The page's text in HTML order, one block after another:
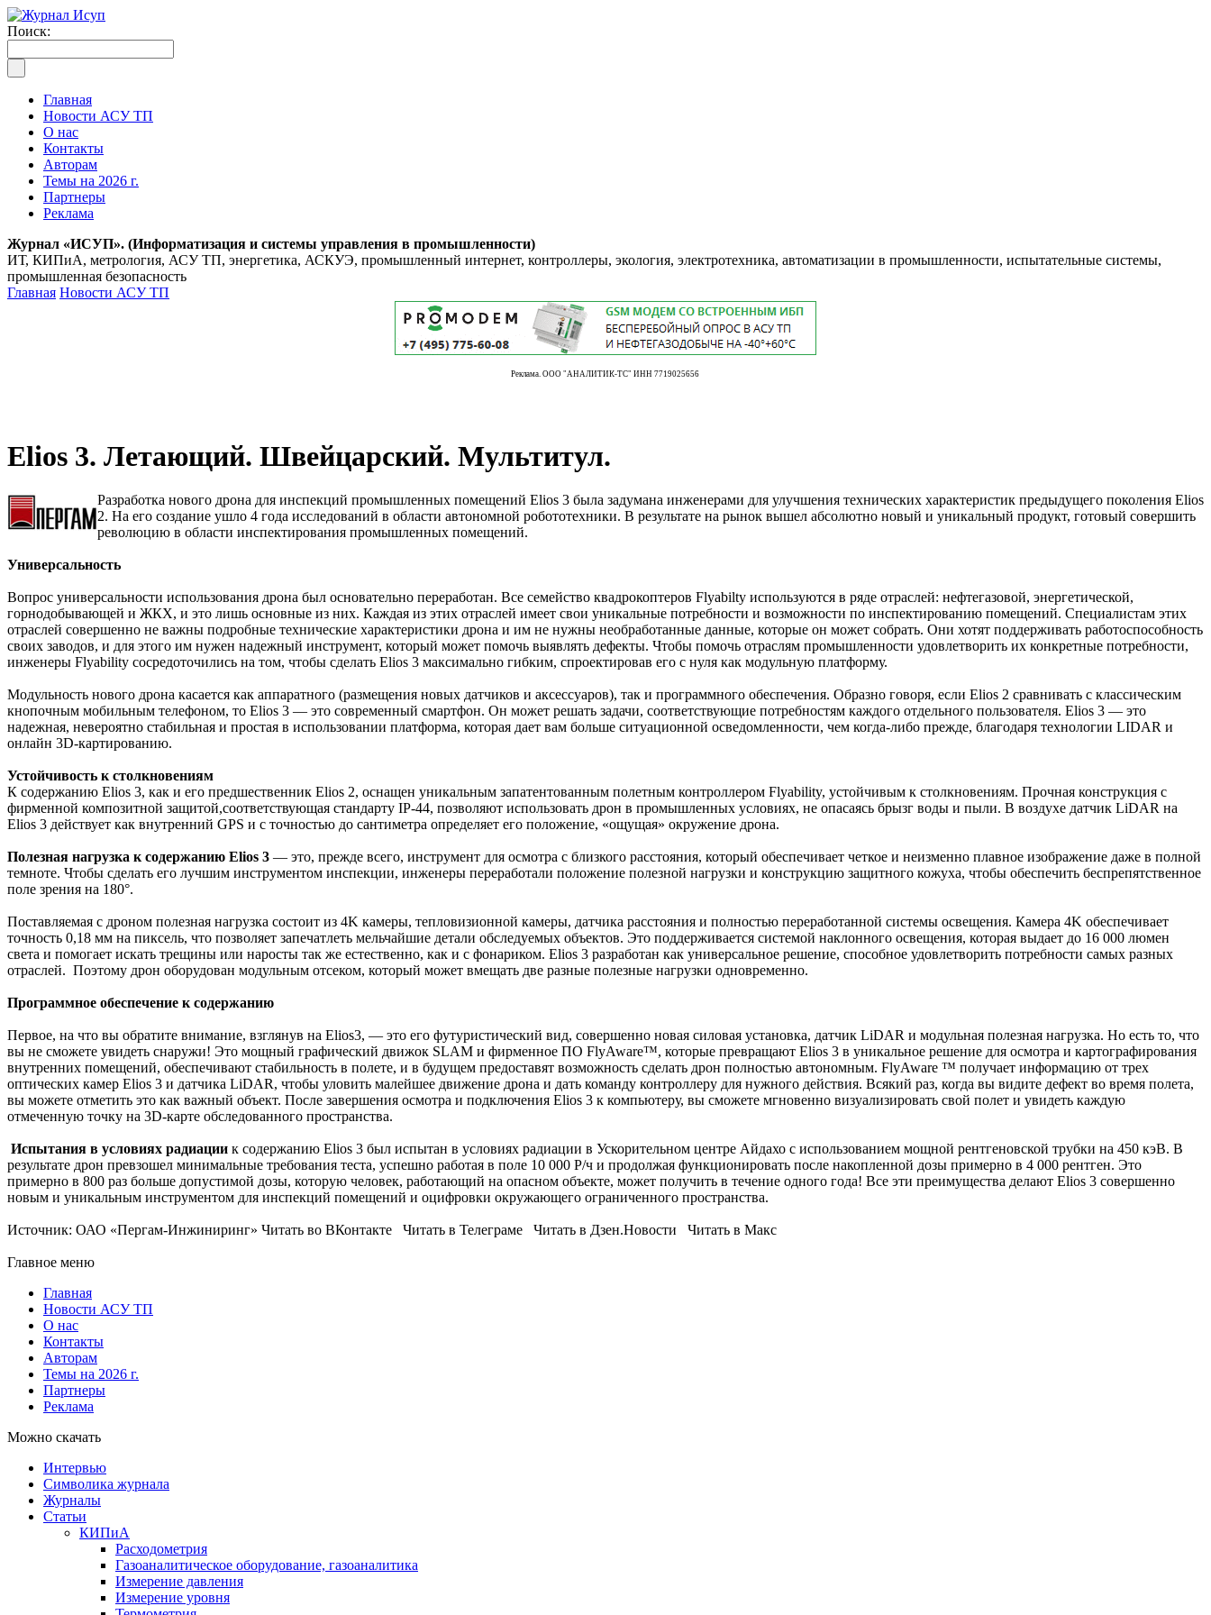
Поиск:
Главная
Новости АСУ ТП
О нас
Контакты
Авторам
Темы на 2026 г.
Партнеры
Реклама
Журнал «ИСУП». (Информатизация и системы управления в промышленности)
ИТ, КИПиА, метрология, АСУ ТП, энергетика, АСКУЭ, промышленный интернет, контроллеры, экология, электротехника, автоматизации в промышленности, испытательные системы,
промышленная безопасность
Главная Новости АСУ ТП
Реклама. ООО "АНАЛИТИК-ТС" ИНН 7719025656
Elios 3. Летающий. Швейцарский. Мультитул.
Разработка нового дрона для инспекций промышленных помещений Elios 3 была задумана инженерами для улучшения технических характеристик предыдущего поколения Elios
2. На его создание ушло 4 года исследований в области автономной робототехники. В результате на рынок вышел абсолютно новый и уникальный продукт, готовый совершить
революцию в области инспектирования промышленных помещений.
Универсальность
Вопрос универсальности использования дрона был основательно переработан. Все семейство квадрокоптеров Flyabilty используются в ряде отраслей: нефтегазовой, энергетической,
горнодобывающей и ЖКХ, и это лишь основные из них. Каждая из этих отраслей имеет свои уникальные потребности и возможности по инспектированию помещений. Специалистам этих
отраслей совершенно не важны подробные технические характеристики дрона и им не нужны необработанные данные, которые он может собрать. Они хотят поддерживать работоспособность
своих заводов, и для этого им нужен надежный инструмент, который может помочь выявлять дефекты. Чтобы помочь отраслям промышленности удовлетворить их конкретные потребности,
инженеры Flyability сосредоточились на том, чтобы сделать Elios 3 максимально гибким, спроектировав его с нуля как модульную платформу.
Модульность нового дрона касается как аппаратного (размещения новых датчиков и аксессуаров), так и программного обеспечения. Образно говоря, если Elios 2 сравнивать с классическим
кнопочным мобильным телефоном, то Elios 3 — это современный смартфон. Он может решать задачи, соответствующие потребностям каждого отдельного пользователя. Elios 3 — это
надежная, невероятно стабильная и простая в использовании платформа, которая дает вам больше ситуационной осведомленности, чем когда-либо прежде, благодаря технологии LIDAR и
онлайн 3D-картированию.
Устойчивость к столкновениям
К содержанию Elios 3, как и его предшественник Elios 2, оснащен уникальным запатентованным полетным контроллером Flyability, устойчивым к столкновениям. Прочная конструкция с
фирменной композитной защитой,соответствующая стандарту IP-44, позволяют использовать дрон в промышленных условиях, не опасаясь брызг воды и пыли. В воздухе датчик LiDAR на
Elios 3 действует как внутренний GPS и с точностью до сантиметра определяет его положение, «ощущая» окружение дрона.
Полезная нагрузка к содержанию Elios 3 — это, прежде всего, инструмент для осмотра с близкого расстояния, который обеспечивает четкое и неизменно плавное изображение даже в полной
темноте. Чтобы сделать его лучшим инструментом инспекции, инженеры переработали положение полезной нагрузки и конструкцию защитного кожуха, чтобы обеспечить беспрепятственное
поле зрения на 180°.
Поставляемая с дроном полезная нагрузка состоит из 4K камеры, тепловизионной камеры, датчика расстояния и полностью переработанной системы освещения. Камера 4K обеспечивает
точность 0,18 мм на пиксель, что позволяет запечатлеть мельчайшие детали обследуемых объектов. Это поддерживается системой наклонного освещения, которая выдает до 16 000 люмен
света и помогает искать трещины или наросты так же естественно, как и с фонариком. Elios 3 разработан как универсальное решение, способное удовлетворить потребности самых разных
отраслей. Поэтому дрон оборудован модульным отсеком, который может вмещать две разные полезные нагрузки одновременно.
Программное обеспечение к содержанию
Первое, на что вы обратите внимание, взглянув на Elios3, — это его футуристический вид, совершенно новая силовая установка, датчик LiDAR и модульная полезная нагрузка. Но есть то, что
вы не сможете увидеть снаружи! Это мощный графический движок SLAM и фирменное ПО FlyAware™, которые превращают Elios 3 в уникальное решение для осмотра и картографирования
внутренних помещений, обеспечивают стабильность в полете, и в будущем предоставят возможность сделать дрон полностью автономным. FlyAware ™ получает информацию от трех
оптических камер Elios 3 и датчика LiDAR, чтобы уловить малейшее движение дрона и дать команду контроллеру для нужного действия. Всякий раз, когда вы видите дефект во время полета,
вы можете отметить это как важный объект. После завершения осмотра и подключения Elios 3 к компьютеру, вы сможете мгновенно визуализировать свой полет и увидеть каждую
отмеченную точку на 3D-карте обследованного пространства.
Испытания в условиях радиации к содержанию Elios 3 был испытан в условиях радиации в Ускорительном центре Айдахо с использованием мощной рентгеновской трубки на 450 кэВ. В
результате дрон превзошел минимальные требования теста, успешно работая в поле 10 000 Р/ч и продолжая функционировать после накопленной дозы примерно в 4 000 рентген. Это
примерно в 800 раз больше допустимой дозы, которую человек, работающий на опасном объекте, может получить в течение одного года! Все эти преимущества делают Elios 3 совершенно
новым и уникальным инструментом для инспекций помещений и оцифровки окружающего ограниченного пространства.
Источник: ОАО «Пергам-Инжиниринг» Читать во ВКонтакте Читать в Телеграме Читать в Дзен.Новости Читать в Макс
Главное меню
Главная
Новости АСУ ТП
О нас
Контакты
Авторам
Темы на 2026 г.
Партнеры
Реклама
Можно скачать
Интервью
Символика журнала
Журналы
Статьи
КИПиА
Расходометрия
Газоаналитическое оборудование, газоаналитика
Измерение давления
Измерение уровня